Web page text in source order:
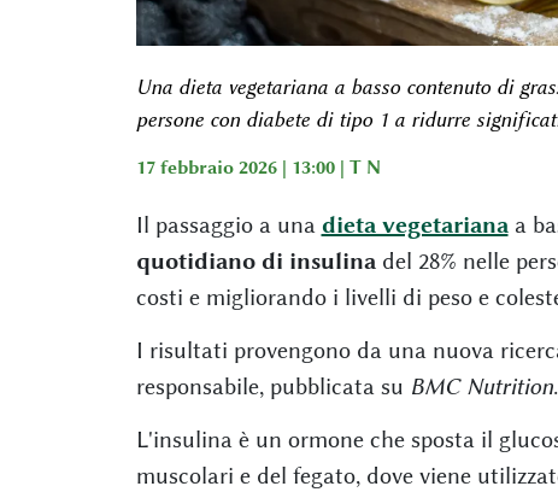
Una dieta vegetariana a basso contenuto di
persone con diabete di tipo 1 a ridurre
17 febbraio 2026 | 13:00 | T N
Il passaggio a una dieta vegetarianaa
quotidiano di insulinadel 28% nelle
costi e migliorando i livelli di peso e
I risultati provengono da una nuova
responsabile, pubblicata su BMC Nutrition.
L'insulina è un ormone che sposta il
muscolari e del fegato, dove viene